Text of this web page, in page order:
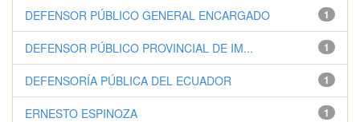
1
DEFENSOR PÚBLICO GENERAL ENCARGADO
1
DEFENSOR PÚBLICO PROVINCIAL DE IM...
1
DEFENSORÍA PÚBLICA DEL ECUADOR
1
ERNESTO ESPINOZA